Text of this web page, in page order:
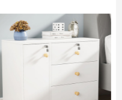
trọng
ngăn kéo -DĐ 23